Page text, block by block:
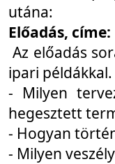
utána:
Előadás,
Az előadás
ipari
- Milyen
hegesztett
- Hogyan
- Milyen